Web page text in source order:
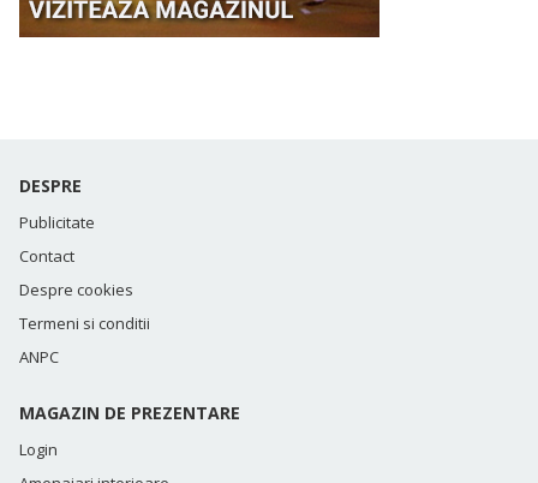
DESPRE
Publicitate
Contact
Despre cookies
Termeni si conditii
ANPC
MAGAZIN DE PREZENTARE
Login